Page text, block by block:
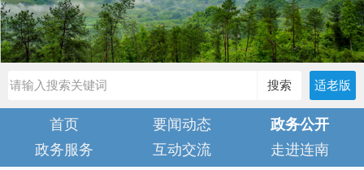
搜索 适老版
首页 要闻动态
政务公开
政务服务
互动交流 走进连南